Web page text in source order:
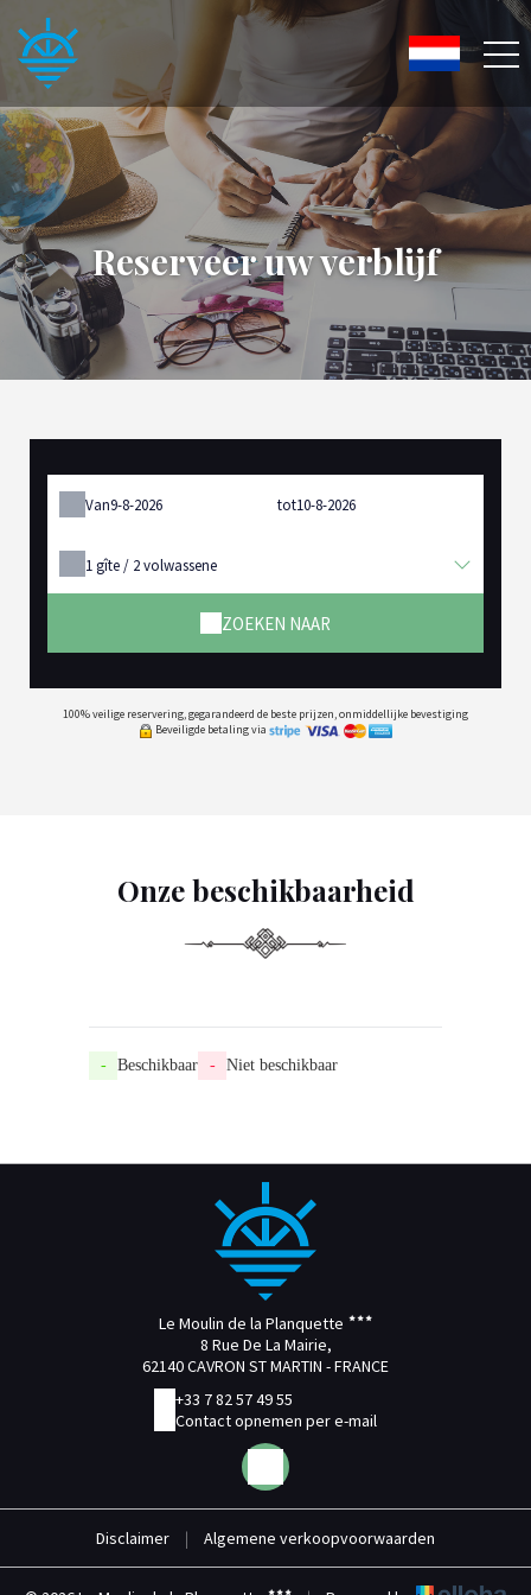
Reserveer uw verblijf
Van tot
1gîte / 2volwassene
ZOEKEN NAAR
100% veilige reservering, gegarandeerd de beste prijzen, onmiddellijke bevestiging
Beveiligde betaling via
Onze beschikbaarheid
- Beschikbaar - Niet beschikbaar
Le Moulin de la Planquette
8 Rue De La Mairie,
62140 CAVRON ST MARTIN - FRANCE
+33 7 82 57 49 55
Contact opnemen per e-mail
Disclaimer | Algemene verkoopvoorwaarden